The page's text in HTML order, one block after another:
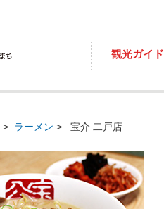
観光ガイド
> ラーメン > 宝介 二戸店